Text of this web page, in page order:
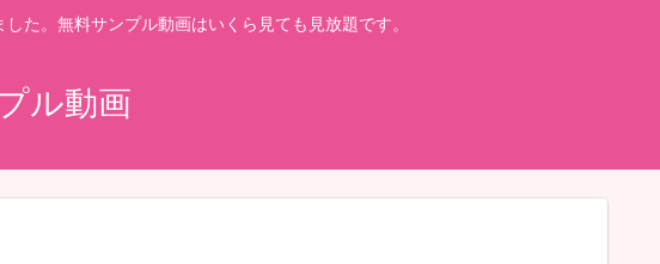
た。無料サンプル動画はいくら見ても見放題です。
ル動画